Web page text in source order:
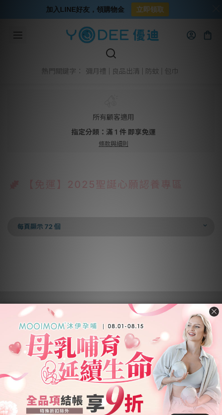
熱門關鍵字： 彌月禮 良品出清 防蚊 包巾
所有顧客適用
指定分類：滿 1 件 即享免運
條款與細則
【免運】2025聖誕心願認養專區
每頁顯示 72 個
營業名稱：優迪國際股份有限公司
公司統編：54342742
公司地址：新北市汐止區新台五路一段102號21樓
客服電話：(02) 2696-1681
客服時間：週一至週五 9:00~18:00
關於優迪
加入LINE好友，領購物金 立即領取